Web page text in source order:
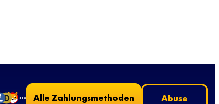
Alle Zahlungsmethoden Abuse